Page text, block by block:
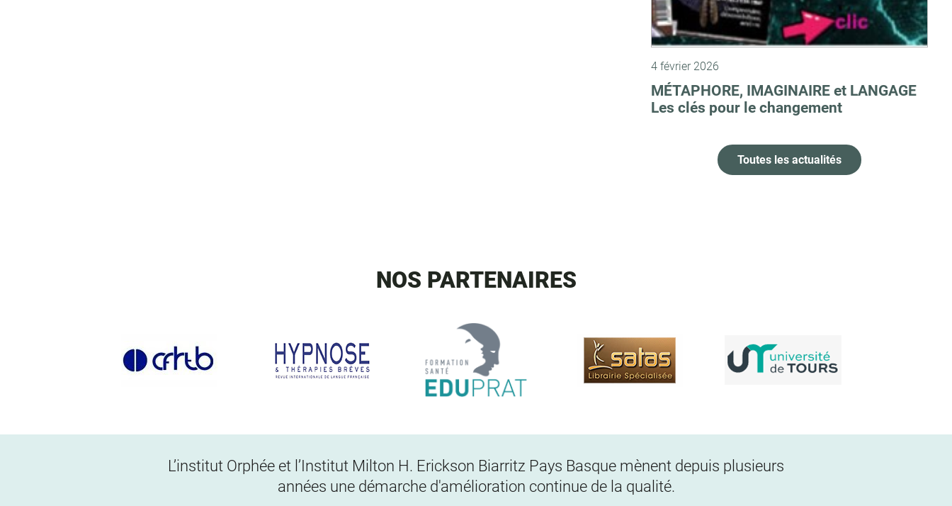
4 février 2026
MÉTAPHORE, IMAGINAIRE et LANGAGE
Les clés pour le changement
Toutes les actualités
NOS PARTENAIRES
L’institut Orphée et l’Institut Milton H. Erickson Biarritz Pays Basque mènent depuis plusieurs
années une démarche d'amélioration continue de la qualité.